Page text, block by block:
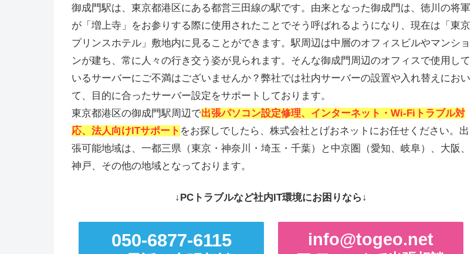
御成門駅は、東京都港区にある都営三田線の駅です。由来となった御成門は、徳川の将軍
が「増上寺」をお参りする際に使用されたことでそう呼ばれるようになり、現在は「東京
プリンスホテル」敷地内に見ることができます。駅周辺は中層のオフィスビルやマンショ
ンが建ち、常に人々の行き交う姿が見られます。そんな御成門周辺のオフィスで使用して
いるサーバーにご不満はございませんか？弊社では社内サーバーの設置や入れ替えにおい
て、目的に合ったサーバー設定をサポートしております。
東京都港区の御成門駅周辺で出張パソコン設定修理、インターネット・Wi-Fiトラブル対
応、法人向けITサポート をお探しでしたら、株式会社とげおネットにお任せください。出
張可能地域は、一都三県（東京・神奈川・埼玉・千葉）と中京圏（愛知、岐阜）、大阪、
神戸、その他の地域となっております。
↓PCトラブルなど社内IT環境にお困りなら↓
050-6877-6115 info@togeo.net